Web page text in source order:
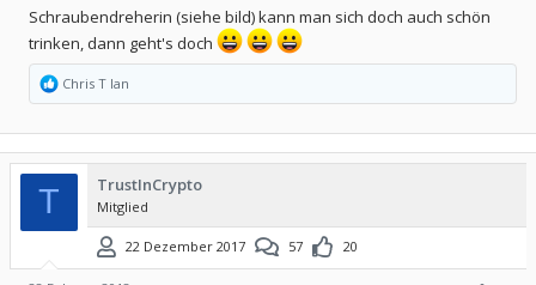
Schraubendreherin (siehe bild) kann man sich doch auch schön
trinken, dann geht's doch
R
e
k
t
i
Chris T Ian
T TrustInCrypto
Mitglied
22 Dezember 2017 57 20